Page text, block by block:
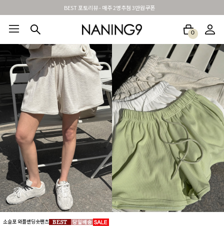
신규가입시 무료배송 + 2천원할인쿠폰
0
BEST100🤍 NEW5% 베스트재진행 썸머여행룩 아울렛 하객&모임룩
소슬포 와플밴딩숏팬츠